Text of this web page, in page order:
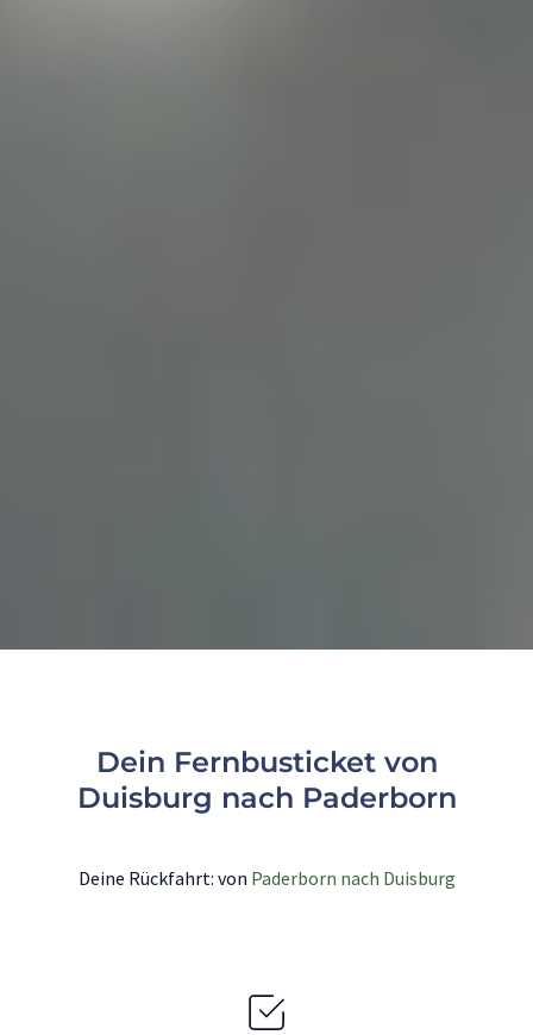
Dein Fernbusticket von
Duisburg nach Paderborn
Deine Rückfahrt: von Paderborn nach Duisburg